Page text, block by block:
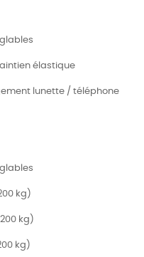
élastique
lunette / téléphone
kg)
kg)
kg)